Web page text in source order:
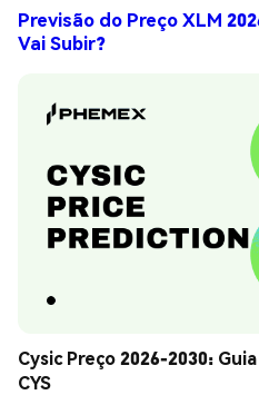
Previsão do Preço XLM
Vai Subir?
Cysic Preço 2026-2030:
CYS